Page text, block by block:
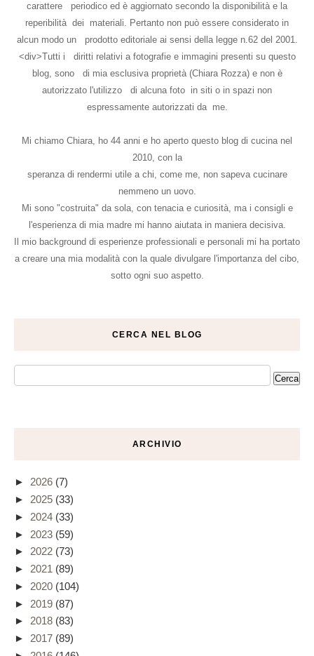
carattere periodico ed è aggiornato secondo la disponibilità e la
reperibilità dei materiali. Pertanto non può essere considerato in
alcun modo un prodotto editoriale ai sensi della legge n.62 del 2001.
<div>Tutti i diritti relativi a fotografie e immagini presenti su questo
blog, sono di mia esclusiva proprietà (Chiara Rozza) e non è
autorizzato l'utilizzo di alcuna foto in siti o in spazi non
espressamente autorizzati da me.
Mi chiamo Chiara, ho 44 anni e ho aperto questo blog di cucina nel
2010, con la
speranza di rendermi utile a chi, come me, non sapeva cucinare
nemmeno un uovo.
Mi sono "costruita" da sola, con tenacia e curiosità, ma i consigli e
l'esperienza di mia madre mi hanno aiutata in maniera decisiva.
Il mio background di esperienze professionali e personali mi ha portato
a creare una mia modalità con la quale divulgare l'importanza del cibo,
sotto ogni suo aspetto.
CERCA NEL BLOG
ARCHIVIO
► 2026 (7)
► 2025 (33)
► 2024 (33)
► 2023 (59)
► 2022 (73)
► 2021 (89)
► 2020 (104)
► 2019 (87)
► 2018 (83)
► 2017 (89)